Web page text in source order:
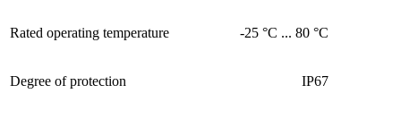
Rated operating temperature -25 °C ... 80 °C
Degree of protection IP67